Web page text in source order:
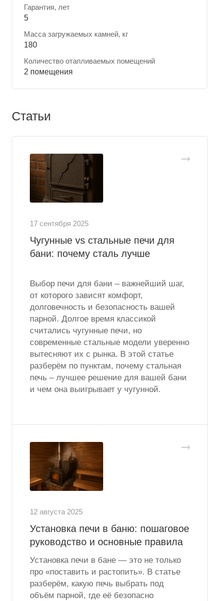
Гарантия, лет
5
Масса загружаемых камней, кг
180
Количество отапливаемых помещений
2 помещения
Статьи
17 сентября 2025
Чугунные vs стальные печи для
бани: почему сталь лучше
Выбор печи для бани – важнейший шаг,
от которого зависят комфорт,
долговечность и безопасность вашей
парной. Долгое время классикой
считались чугунные печи, но
современные стальные модели уверенно
вытесняют их с рынка. В этой статье
разберём по пунктам, почему стальная
печь – лучшее решение для вашей бани
и чем она выигрывает у чугунной.
12 августа 2025
Установка печи в баню: пошаговое
руководство и основные правила
Установка печи в бане — это не только
про «поставить и растопить». В статье
разберём, какую печь выбрать под
объём парной, где её безопасно